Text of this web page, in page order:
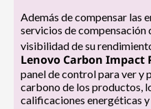
Además de compensar las
servicios de compensación
visibilidad de su
Lenovo Carbon Impact
panel de control para ver y
carbono de los productos,
calificaciones energéticas